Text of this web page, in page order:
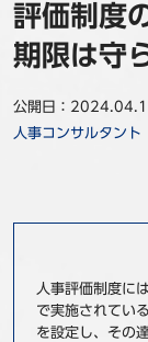
評価制度
期限は守
公開日：
人事コンサルタント
人事評価制度に
で実施されてい
を設定し、その